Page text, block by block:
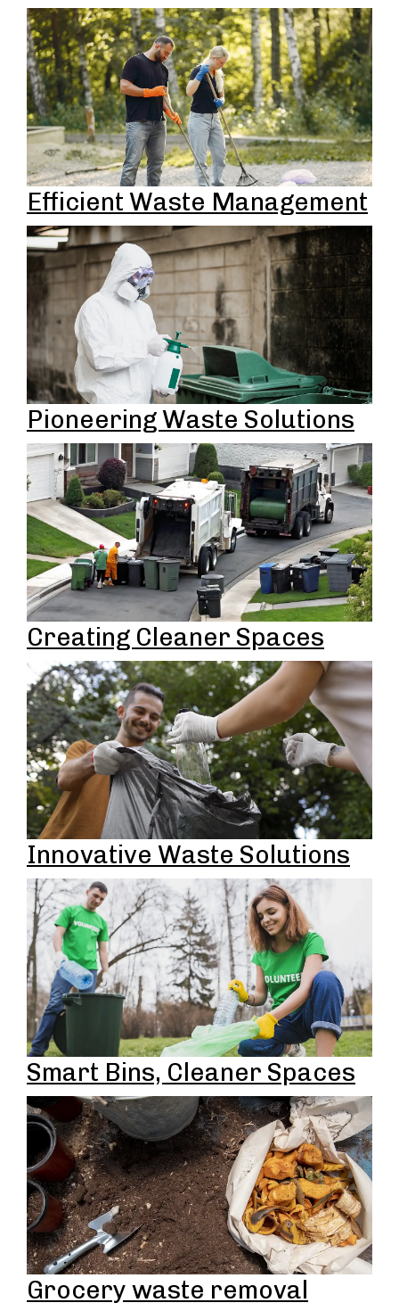
Efficient Waste Management
Pioneering Waste Solutions
Creating Cleaner Spaces
Innovative Waste Solutions
Smart Bins, Cleaner Spaces
Grocery waste removal